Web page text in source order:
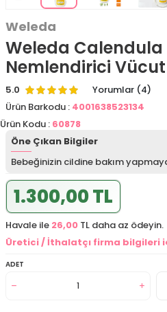
Weleda
Weleda
Nemlendirici
5.0
Yorumlar (4)
Ürün Barkodu : 4001638523134
Ürün Kodu : 60878
Öne Çıkan Bilgiler
Bebeğinizin cildine bakım
1.300,00 TL
Havale ile 26,00 TL daha az ödeyin.
Üretici / İthalatçı firma bilgileri
ADET